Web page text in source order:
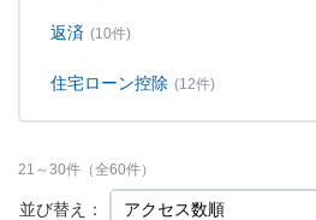
返済 (10件)
住宅ローン控除 (12件)
並び替え：
21 ～30件（全60件）